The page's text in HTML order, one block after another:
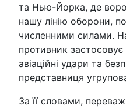
та Нью-Йорка, де
нашу лінію оборони,
численними силами.
противник застосовує
авіаційні удари та
представниця
За її словами,